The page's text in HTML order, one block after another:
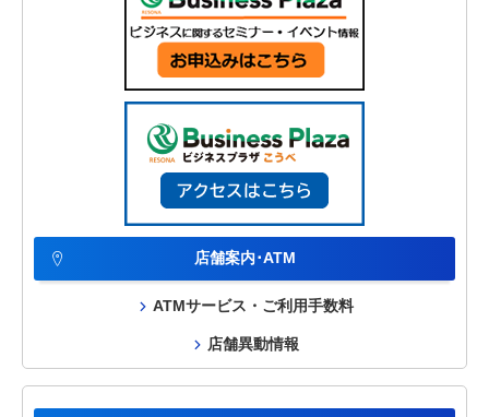
店舗案内･ATM
ATMサービス・ご利用手数料
店舗異動情報